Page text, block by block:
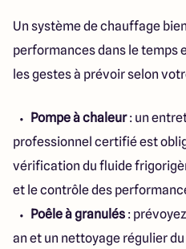
Un système de chauffage
performances dans le temps
les gestes à prévoir selon
Pompe à chaleur: un
professionnel certifié est
vérification du fluide
et le contrôle des
Poêle à granulés :
an et un nettoyage régulier